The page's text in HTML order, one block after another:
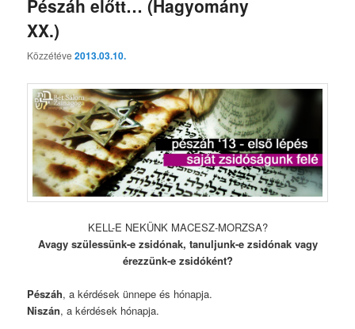
Pészáh előtt… (Hagyomány
XX.)
Közzétéve2013.03.10.
KELL-E NEKÜNK MACESZ-MORZSA?
Avagy szülessünk-e zsidónak, tanuljunk-e zsidónak vagy
érezzünk-e zsidóként?
Pészáh, a kérdések ünnepe és hónapja.
Niszán, a kérdések hónapja.